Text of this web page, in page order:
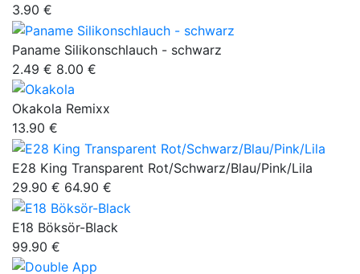
3.90 €
Paname Silikonschlauch - schwarz
2.49 € 8.00 €
Okakola Remixx
13.90 €
E28 King Transparent Rot/Schwarz/Blau/Pink/Lila
29.90 € 64.90 €
E18 Böksör-Black
99.90 €